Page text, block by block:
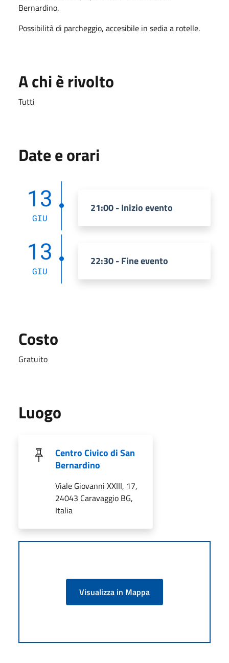
Bernardino.
Possibilità di parcheggio, accesibile in sedia a rotelle.
A chi è rivolto
Tutti
Date e orari
13
GIU
21:00 - Inizio evento
13
GIU
22:30 - Fine evento
Costo
Gratuito
Luogo
Centro Civico di San
Bernardino
Viale Giovanni XXIII, 17,
24043 Caravaggio BG,
Italia
Visualizza in Mappa